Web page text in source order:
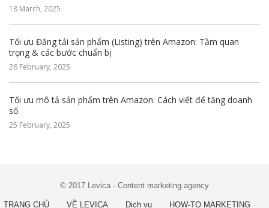
18 March, 2025
Tối ưu Đăng tải sản phẩm (Listing) trên Amazon: Tầm quan
trọng & các bước chuẩn bị
26 February, 2025
Tối ưu mô tả sản phẩm trên Amazon: Cách viết để tăng doanh
số
25 February, 2025
© 2017 Levica - Content marketing agency
TRANG CHỦ VỀ LEVICA Dịch vụ HOW-TO MARKETING